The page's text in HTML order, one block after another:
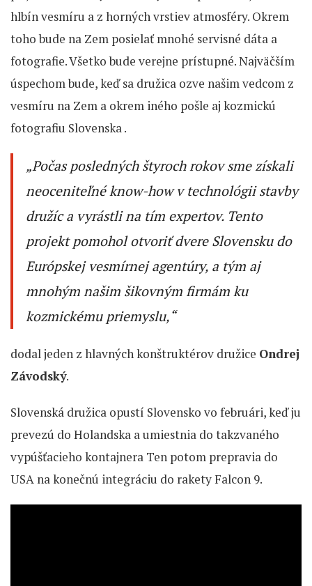
hlbín vesmíru a z horných vrstiev atmosféry. Okrem
toho bude na Zem posielať mnohé servisné dáta a
fotografie. Všetko bude verejne prístupné. Najväčším
úspechom bude, keď sa družica ozve našim vedcom z
vesmíru na Zem a okrem iného pošle aj kozmickú
fotografiu Slovenska .
„Počas posledných štyroch rokov sme získali
neoceniteľné know-how v technológii stavby
družíc a vyrástli na tím expertov. Tento
projekt pomohol otvoriť dvere Slovensku do
Európskej vesmírnej agentúry, a tým aj
mnohým našim šikovným firmám ku
kozmickému priemyslu,“
dodal jeden z hlavných konštruktérov družice Ondrej
Závodský.
Slovenská družica opustí Slovensko vo februári, keď ju
prevezú do Holandska a umiestnia do takzvaného
vypúšťacieho kontajnera Ten potom prepravia do
USA na konečnú integráciu do rakety Falcon 9.